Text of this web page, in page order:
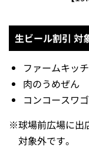
19:00までは、通
込）で販売！お得
みいただけます♪
生ビール